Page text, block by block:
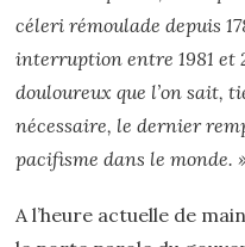
céleri rémoulade depuis
interruption entre 1981 et
douloureux que l’on sait,
nécessaire, le dernier
pacifisme dans le monde.
A l’heure actuelle de